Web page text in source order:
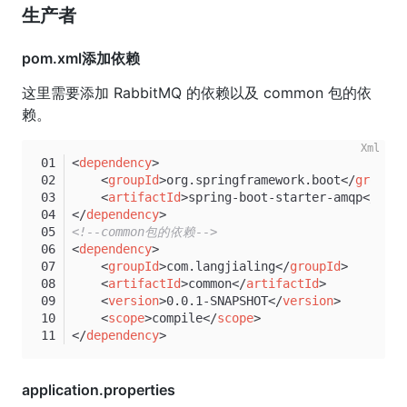
生产者
pom.xml添加依赖
这里需要添加 RabbitMQ 的依赖以及 common 包的依
赖。
<dependency>
<groupId>org.springframework.boot</groupId
<artifactId>spring-boot-starter-amqp</
</dependency>
<!--common包的依赖-->
<dependency>
<groupId>com.langjialing</groupId>
<artifactId>common</artifactId>
<version>0.0.1-SNAPSHOT</version>
<scope>compile</scope>
</dependency>
application.properties